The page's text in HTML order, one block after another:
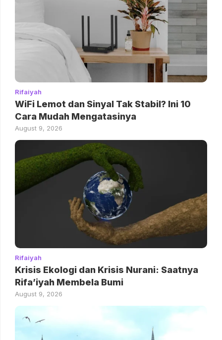
Rifaiyah
WiFi Lemot dan Sinyal Tak Stabil? Ini 10
Cara Mudah Mengatasinya
August 9, 2026
Rifaiyah
Krisis Ekologi dan Krisis Nurani: Saatnya
Rifa’iyah Membela Bumi
August 9, 2026